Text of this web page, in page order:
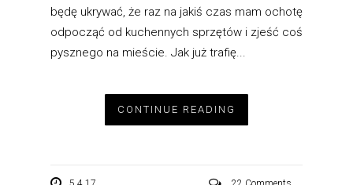
będę ukrywać, że raz na jakiś czas mam ochotę
odpocząć od kuchennych sprzętów i zjeść coś
pysznego na mieście. Jak już trafię...
CONTINUE READING